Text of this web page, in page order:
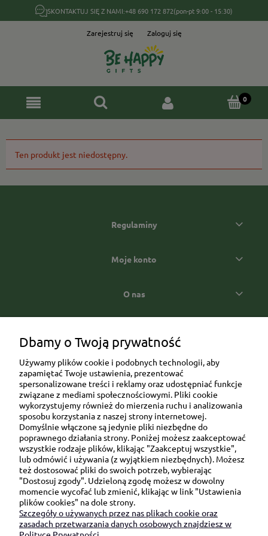
SKONTAKTUJ SIĘ Z NAMI:+48 690 172 872(pon-pt 9:00 - 15:30)
Zarejestruj się Zaloguj się
Ten produkt jest niedostępny.
Regulaminy
Moje konto
O nas
Ul. Brukowa 6/8 lok. 57/58
91-341 Łódź
NIP: 6751510615
SKONTAKTUJ SIĘ Z NAMI:
sklep@be-happygifts.com
+48 690 172 872
Dbamy o Twoją prywatność
Używamy plików cookie i podobnych technologii, aby
zapamiętać Twoje ustawienia, prezentować
spersonalizowane treści i reklamy oraz udostępniać funkcje
związane z mediami społecznościowymi. Pliki cookie
wykorzystujemy również do mierzenia ruchu i analizowania
sposobu korzystania z naszej strony internetowej.
Domyślnie włączone są jedynie pliki niezbędne do
poprawnego działania strony. Poniżej możesz zaakceptować
wszystkie rodzaje plików, klikając "Zaakceptuj wszystkie",
lub odmówić i używania (z wyjątkiem niezbędnych). Możesz
też dostosować pliki do swoich potrzeb, wybierając
"Dostosuj zgody". Udzieloną zgodę możesz w dowolny
momencie wycofać lub zmienić, klikając w link "Ustawienia
plików cookies" na dole strony.
Szczegóły o używanych przez nas plikach cookie oraz
zasadach przetwarzania danych osobowych znajdziesz w